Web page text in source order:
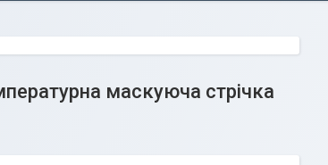
маскуюча стрічка